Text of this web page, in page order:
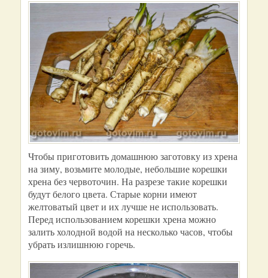
Чтобы приготовить домашнюю заготовку из хрена
на зиму, возьмите молодые, небольшие корешки
хрена без червоточин. На разрезе такие корешки
будут белого цвета. Старые корни имеют
желтоватый цвет и их лучше не использовать.
Перед использованием корешки хрена можно
залить холодной водой на несколько часов, чтобы
убрать излишнюю горечь.